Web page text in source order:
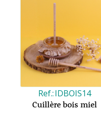
IDBOIS14
Cuillère bois miel